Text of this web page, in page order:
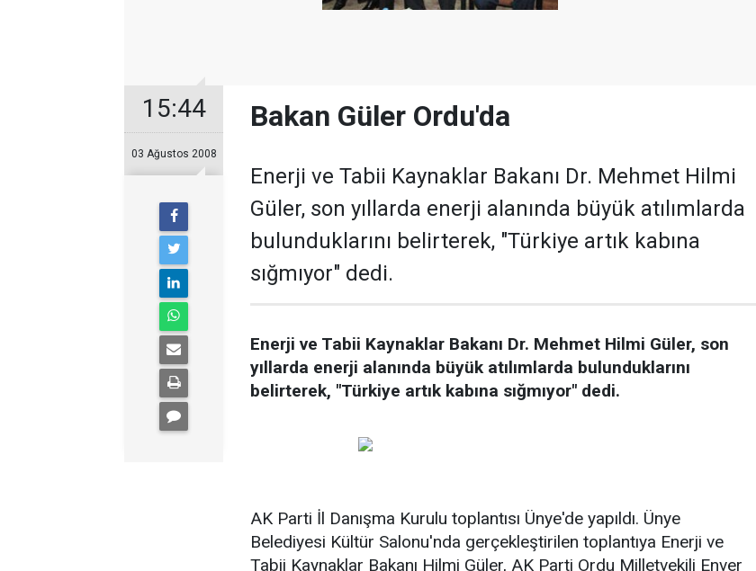
15:44
03 Ağustos 2008
Bakan Güler Ordu'da
Enerji ve Tabii Kaynaklar Bakanı Dr. Mehmet Hilmi
Güler, son yıllarda enerji alanında büyük atılımlarda
bulunduklarını belirterek, "Türkiye artık kabına
sığmıyor" dedi.
Enerji ve Tabii Kaynaklar Bakanı Dr. Mehmet Hilmi Güler, son
yıllarda enerji alanında büyük atılımlarda bulunduklarını
belirterek, "Türkiye artık kabına sığmıyor" dedi.
AK Parti İl Danışma Kurulu toplantısı Ünye'de yapıldı. Ünye
Belediyesi Kültür Salonu'nda gerçekleştirilen toplantıya Enerji ve
Tabii Kaynaklar Bakanı Hilmi Güler, AK Parti Ordu Milletvekili Enver